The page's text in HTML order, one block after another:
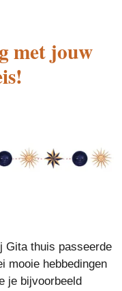
met jouw
Gita thuis passeerde
mooie hebbedingen
je bijvoorbeeld